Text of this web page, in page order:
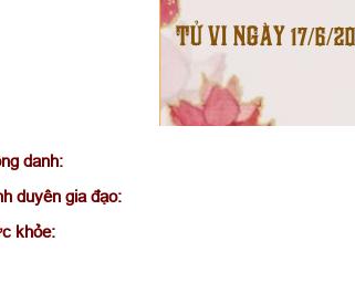
TỬ VI NGÀY 17/6/
danh:
duyên gia đạo:
khỏe: